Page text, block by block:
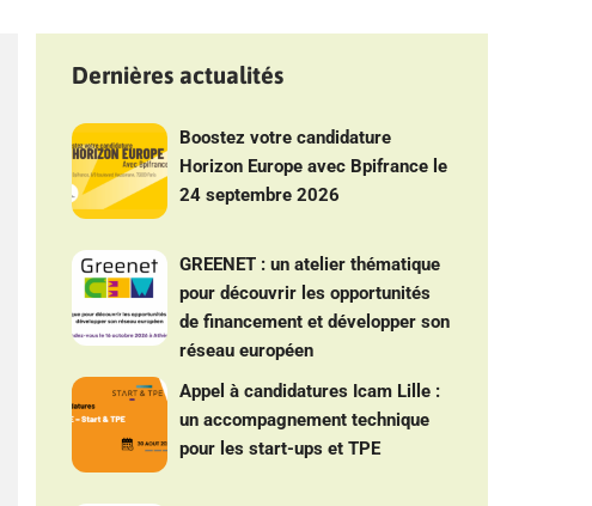
Dernières actualités
Boostez votre candidature
Horizon Europe avec Bpifrance le
24 septembre 2026
GREENET : un atelier thématique
pour découvrir les opportunités
de financement et développer son
réseau européen
Appel à candidatures Icam Lille :
un accompagnement technique
pour les start-ups et TPE